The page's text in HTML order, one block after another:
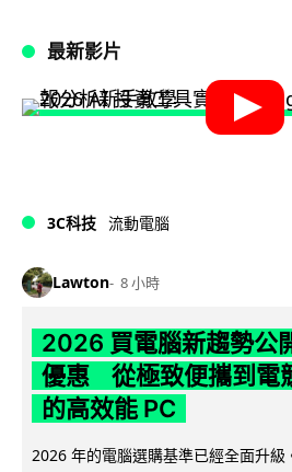
最新影片
3C科技 流動電腦
Lawton 8 小時
2026 買電腦新趨勢公
優惠 從極致便攜到電
的高效能 PC
2026 年的電腦選購基準已經全面升級